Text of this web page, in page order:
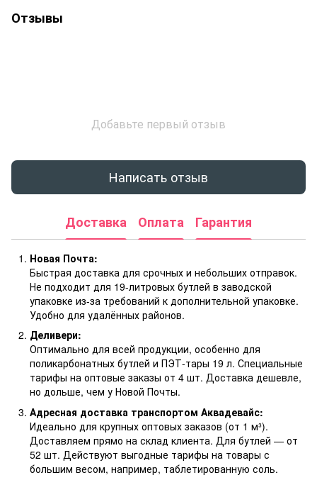
Отзывы
Добавьте первый отзыв
Написать отзыв
Доставка Оплата Гарантия
Новая Почта:
Быстрая доставка для срочных и небольших отправок.
Не подходит для 19-литровых бутлей в заводской
упаковке из-за требований к дополнительной упаковке.
Удобно для удалённых районов.
Деливери:
Оптимально для всей продукции, особенно для
поликарбонатных бутлей и ПЭТ-тары 19 л. Специальные
тарифы на оптовые заказы от 4 шт. Доставка дешевле,
но дольше, чем у Новой Почты.
Адресная доставка транспортом Аквадевайс:
Идеально для крупных оптовых заказов (от 1 м³).
Доставляем прямо на склад клиента. Для бутлей — от
52 шт. Действуют выгодные тарифы на товары с
большим весом, например, таблетированную соль.